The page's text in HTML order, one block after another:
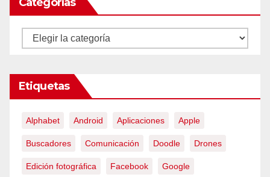
Categorías
Etiquetas
Alphabet Android Aplicaciones Apple
Buscadores Comunicación Doodle Drones
Edición fotográfica Facebook Google